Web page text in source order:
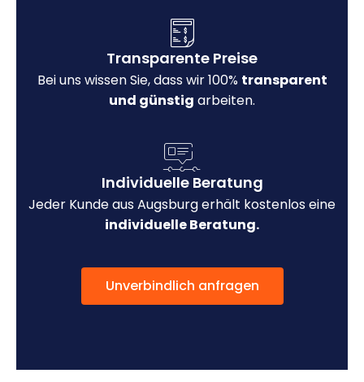
Transparente Preise
Bei uns wissen Sie, dass wir 100% transparent
und günstig arbeiten.
Individuelle Beratung
Jeder Kunde aus Augsburg erhält kostenlos eine
individuelle Beratung.
Unverbindlich anfragen